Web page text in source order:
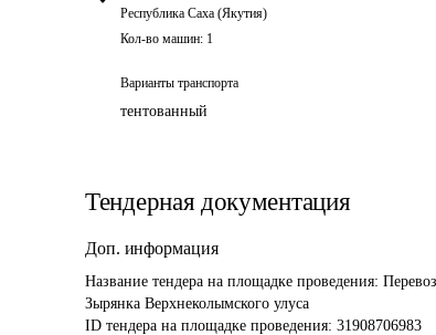
Республика Саха (Якутия)
Кол-во машин: 1
Варианты транспорта
тентованный
Тендерная документация
Доп. информация
Название тендера на площадке проведения:
Зырянка Верхнеколымского улуса
ID тендера на площадке проведения: 31908706983